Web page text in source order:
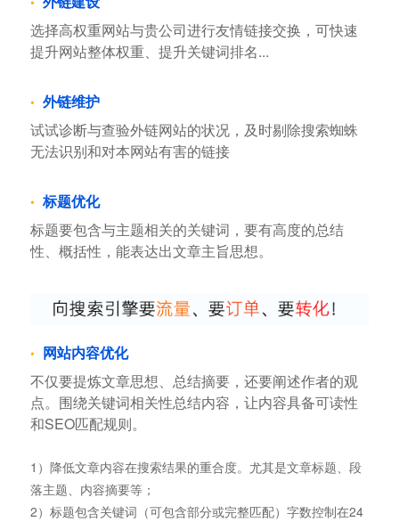
选择高权重网站与贵公司进行友情链接交换，可快速
提升网站整体权重、提升关键词排名...
外链维护
试试诊断与查验外链网站的状况，及时剔除搜索蜘蛛
无法识别和对本网站有害的链接
标题优化
标题要包含与主题相关的关键词，要有高度的总结
性、概括性，能表达出文章主旨思想。
网站内容优化
不仅要提炼文章思想、总结摘要，还要阐述作者的观
点。围绕关键词相关性总结内容，让内容具备可读性
和SEO匹配规则。
1）降低文章内容在搜索结果的重合度。尤其是文章标题、段
落主题、内容摘要等；
2）标题包含关键词（可包含部分或完整匹配）字数控制在24